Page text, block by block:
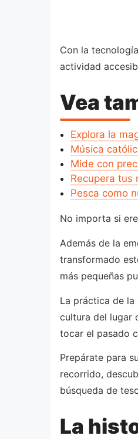
Con la
actividad
Vea
Explora la
Música
Mide con
Recupera tus
Pesca como
No importa si
Además de la
transformado
más pequeñas
La práctica de
cultura del lugar
tocar el pasado
Prepárate para
recorrido,
búsqueda de
La